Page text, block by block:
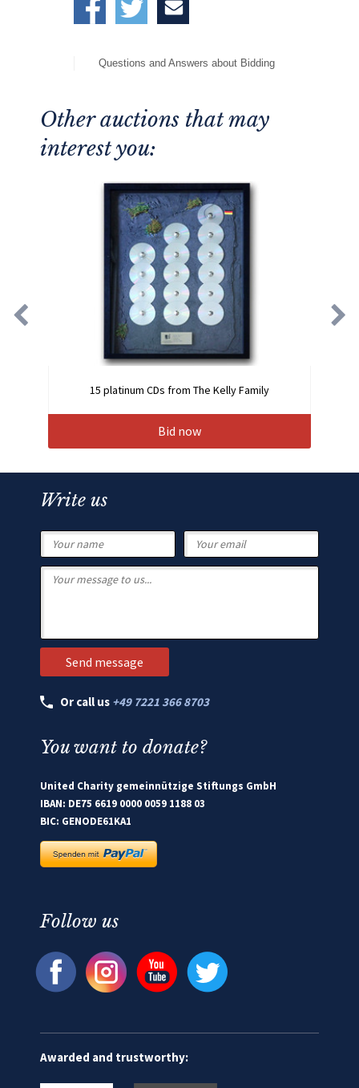
Questions and Answers about Bidding
Other auctions that may
interest you:
15 platinum CDs from The Kelly Family
Bid now
Write us
Or call us +49 7221 366 8703
You want to donate?
United Charity gemeinnützige Stiftungs GmbH
IBAN: DE75 6619 0000 0059 1188 03
BIC: GENODE61KA1
Follow us
Awarded and trustworthy: